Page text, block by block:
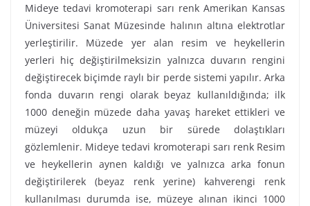
Mideye tedavi kromoterapi sarı renk Amerikan Kansas
Üniversitesi Sanat Müzesinde halının altına elektrotlar
yerleştirilir. Müzede yer alan resim ve heykellerin
yerleri hiç değiştirilmeksizin yalnızca duvarın rengini
değiştirecek biçimde raylı bir perde sistemi yapılır. Arka
fonda duvarın rengi olarak beyaz kullanıldığında; ilk
1000 deneğin müzede daha yavaş hareket ettikleri ve
müzeyi oldukça uzun bir sürede dolaştıkları
gözlemlenir. Mideye tedavi kromoterapi sarı renk Resim
ve heykellerin aynen kaldığı ve yalnızca arka fonun
değiştirilerek (beyaz renk yerine) kahverengi renk
kullanılması durumda ise, müzeye alınan ikinci 1000